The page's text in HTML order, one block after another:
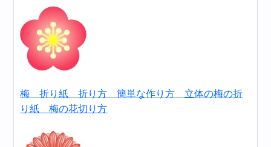
梅 折り紙 折り方 簡単な作り方 立体の梅の折
り紙 梅の花切り方